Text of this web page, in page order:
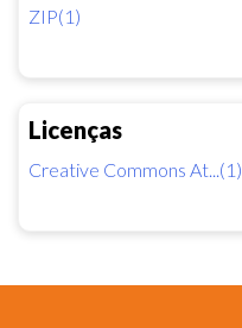
ZIP(1)
Licenças
Creative Commons At...(1)